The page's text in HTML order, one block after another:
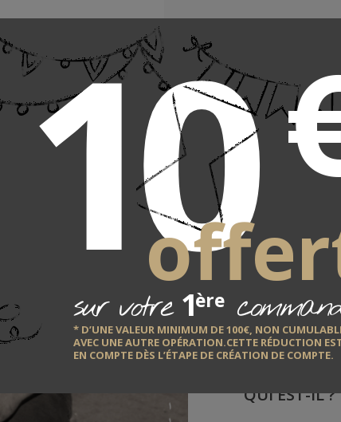
10 €
sur votre1ère
* D’UNE VALEUR MINIMUM DE 100€, NON
AVEC UNE AUTRE OPÉRATION.CETTE RÉDUCTION
EN COMPTE DÈS L’ÉTAPE DE CRÉATION DE COMPTE.
LE
QUI EST-IL ?